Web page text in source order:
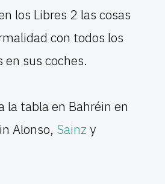
los Libres 2 las cosas
con todos los
sus coches.
la tabla en Bahréin en
Alonso, Sainz y